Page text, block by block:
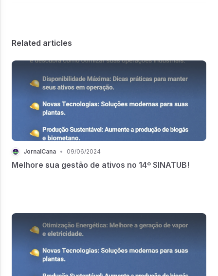
Related articles
JornalCana • 09/06/2024
Melhore sua gestão de ativos no 14º SINATUB!